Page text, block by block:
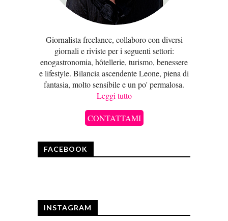
Giornalista freelance, collaboro con diversi
giornali e riviste per i seguenti settori:
enogastronomia, hôtellerie, turismo, benessere
e lifestyle. Bilancia ascendente Leone, piena di
fantasia, molto sensibile e un po' permalosa.
Leggi tutto
CONTATTAMI
FACEBOOK
INSTAGRAM